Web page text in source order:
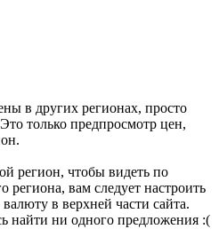
в других регионах, просто
только предпросмотр цен,
регион, чтобы видеть по
вам следует настроить
в верхней части сайта.
найти ни одного предложения :(